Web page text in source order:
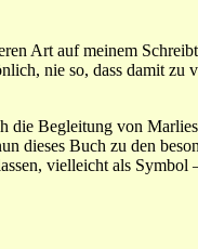
Art auf meinem
nie so, dass damit
Begleitung von
dieses Buch zu den
vielleicht als